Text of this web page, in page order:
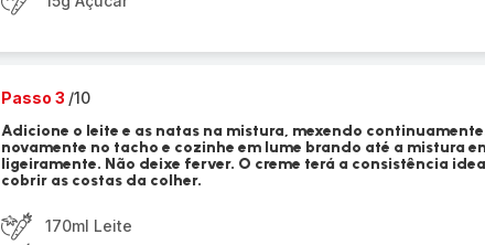
Passo 3 /10
Adicione o leite e as natas na mistura, mexendo
novamente no tacho e cozinhe em lume brando até a mistura
ligeiramente. Não deixe ferver. O creme terá a consistência
cobrir as costas da colher.
170ml Leite